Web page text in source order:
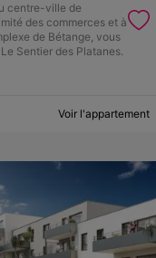
centre-ville de
des commerces et à
de Bétange, vous
Sentier des Platanes.
Voir l'appartement